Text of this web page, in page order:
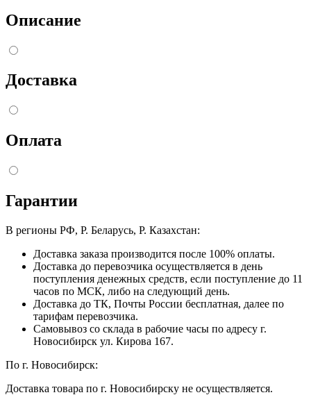
Описание
Доставка
Оплата
Гарантии
В регионы РФ, Р. Беларусь, Р. Казахстан:
Доставка заказа производится после 100% оплаты.
Доставка до перевозчика осуществляется в день
поступления денежных средств, если поступление до 11
часов по МСК, либо на следующий день.
Доставка до ТК, Почты России бесплатная, далее по
тарифам перевозчика.
Самовывоз со склада в рабочие часы по адресу г.
Новосибирск ул. Кирова 167.
По г. Новосибирск:
Доставка товара по г. Новосибирску не осуществляется.